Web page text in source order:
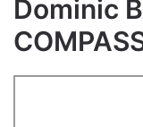
Dominic